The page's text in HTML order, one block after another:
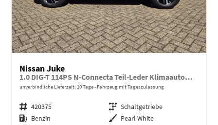
Nissan Juke
1.0 DIG-T 114PS N-Connecta Teil-Leder Klimaautomatik PDC v+h Rückf.Kamera Bluetooth Touchscreen Apple CarPlay Android Auto 17"LM
unverbindliche Lieferzeit: 10 Tage Fahrzeug mit Tageszulassung
Fahrzeugnr. 420375 Getriebe Schaltgetriebe
Kraftstoff Benzin Außenfarbe Pearl White